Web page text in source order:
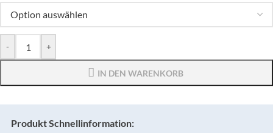
- +
IN DEN WARENKORB
Produkt Schnellinformation: